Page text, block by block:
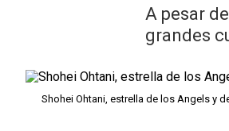
A pesar
grandes
Shohei Ohtani, estrella de los Angels y